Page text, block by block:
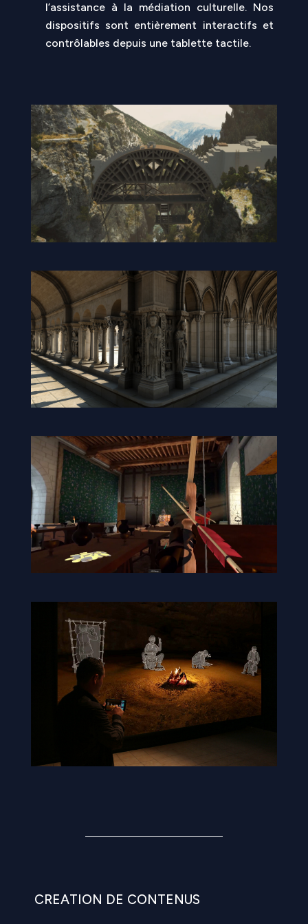
l’assistance à la médiation culturelle. Nos
dispositifs sont entièrement interactifs et
contrôlables depuis une tablette tactile.
CREATION DE CONTENUS